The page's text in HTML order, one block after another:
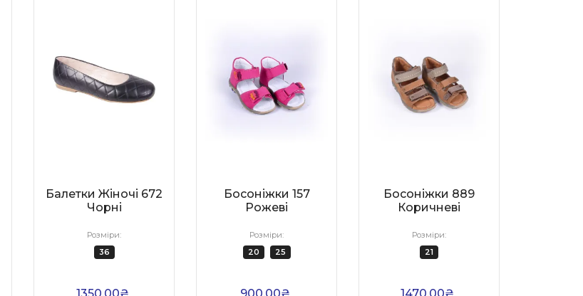
Балетки Жіночі 672
Чорні
Розміри:
36
1350.00₴
Босоніжки 157
Рожеві
Розміри:
20
25
900.00₴
Босоніжки 889
Коричневі
Розміри:
21
1470.00₴